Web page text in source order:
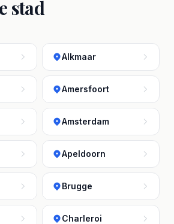
stad
Alkmaar
Amersfoort
Amsterdam
Apeldoorn
Brugge
Charleroi